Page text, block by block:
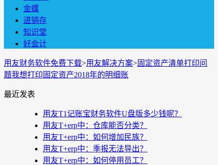
金蝶
进销存
知识堂
好会计
用友财务软件免费下载>用友解决方案>固定资产清单打印问
题我想打印固定资产2018年的明细账
最近发表
用友T1记账宝财务软件U盘版多少钱呢？
用友T+erp中：仓库能否分类？
用友T+erp中：如何增加民族？
用友T+erp中：季报无法导出？
用友T+erp中：如何停用员工？